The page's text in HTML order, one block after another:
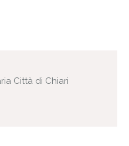
Città di Chiari